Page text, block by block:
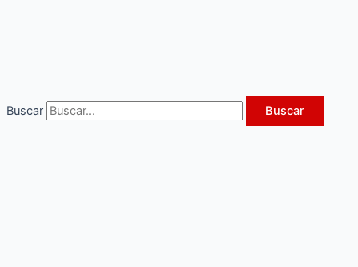
Buscar Buscar